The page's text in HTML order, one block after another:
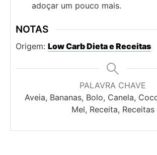
adoçar um pouco mais.
NOTAS
Origem: Low Carb Dieta e Receitas
PALAVRA CHAVE
Aveia, Bananas, Bolo, Canela,
Mel, Receita, Receitas